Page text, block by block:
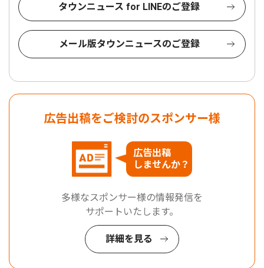
タウンニュース for LINEのご登録
メール版タウンニュースのご登録
広告出稿をご検討のスポンサー様
広告出稿
しませんか？
多様なスポンサー様の情報発信を
サポートいたします。
詳細を見る